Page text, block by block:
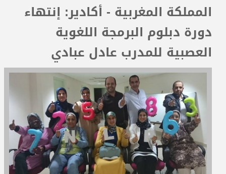
الدورات القادمة
المدربون
المعتمدون
المملكة المغربية - أكادير: إنتهاء
دورة دبلوم البرمجة اللغوية
العصبية للمدرب عادل عبادي